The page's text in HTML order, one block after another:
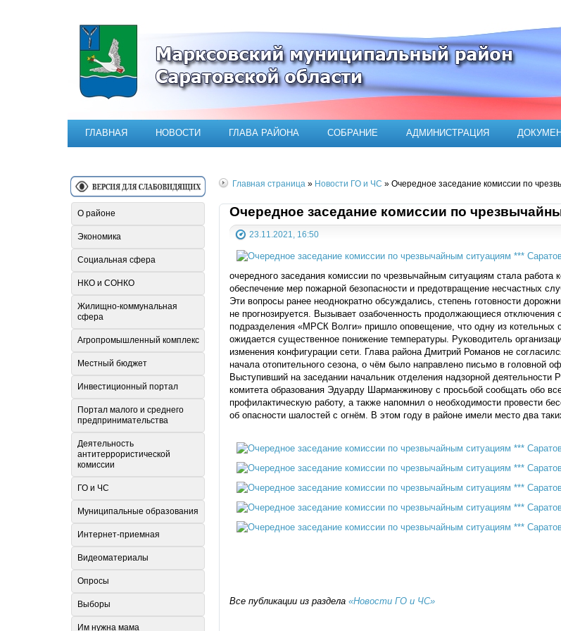
Официальный сайт Марксовского муниципального района
ГЛАВНАЯ НОВОСТИ ГЛАВА РАЙОНА СОБРАНИЕ АДМИНИСТРАЦИЯ
Главная страница » Новости ГО и ЧС » Очередное заседание комиссии по
Очередное заседание комиссии по
23.11.2021, 16:50
очередного заседания комиссии по чрезвычайным ситуациям стала
обеспечение мер пожарной безопасности и предотвращение несчастных
Эти вопросы ранее неоднократно обсуждались, степень готовности
не прогнозируется. Вызывает озабоченность продолжающиеся
подразделения «МРСК Волги» пришло оповещение, что одну из котельных
ожидается существенное понижение температуры. Руководитель
изменения конфигурации сети. Глава района Дмитрий Романов не
начала отопительного сезона, о чём было направлено письмо в головной
Выступивший на заседании начальник отделения надзорной
комитета образования Эдуарду Шарманжинову с просьбой сообщать обо
профилактическую работу, а также напомнил о необходимости провести
об опасности шалостей с огнём. В этом году в районе имели место два
Все публикации из раздела «Новости ГО и ЧС»
О районе
Экономика
Социальная сфера
НКО и СОНКО
Жилищно-коммунальная
сфера
Агропромышленный комплекс
Местный бюджет
Инвестиционный портал
Портал малого и среднего
предпринимательства
Деятельность
антитеррористической
комиссии
ГО и ЧС
Муниципальные образования
Интернет-приемная
Видеоматериалы
Опросы
Выборы
Им нужна мама